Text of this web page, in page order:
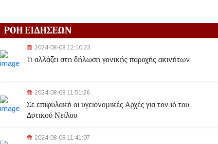
ΡΟΗ ΕΙΔΗΣΕΩΝ
2024-08-08 12:10:23
Τι αλλάζει στη δήλωση γονικής παροχής ακινήτων
2024-08-08 11:51:26
Σε επιφυλακή οι υγειονομικές Αρχές για τον ιό του
Δυτικού Νείλου
2024-08-08 11:41:07